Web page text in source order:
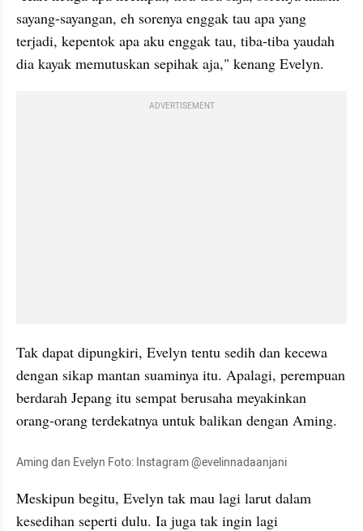
sayang-sayangan, eh sorenya enggak tau apa yang
terjadi, kepentok apa aku enggak tau, tiba-tiba yaudah
dia kayak memutuskan sepihak aja," kenang Evelyn.
ADVERTISEMENT
Tak dapat dipungkiri, Evelyn tentu sedih dan kecewa
dengan sikap mantan suaminya itu. Apalagi, perempuan
berdarah Jepang itu sempat berusaha meyakinkan
orang-orang terdekatnya untuk balikan dengan Aming.
Aming dan Evelyn Foto: Instagram @evelinnadaanjani
Meskipun begitu, Evelyn tak mau lagi larut dalam
kesedihan seperti dulu. Ia juga tak ingin lagi